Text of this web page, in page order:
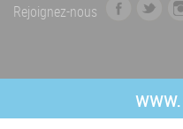
Rejoignez-nous
b
o
t
e
r
a
g
r